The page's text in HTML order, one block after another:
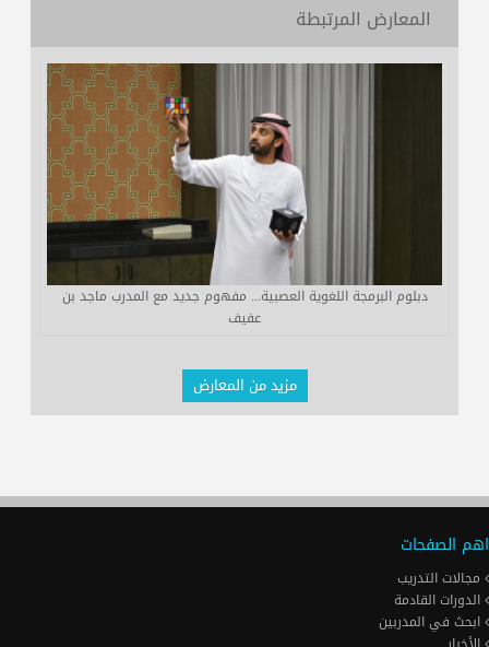
المعارض المرتبطة
دبلوم البرمجة اللغوية العصبية... مفهوم جديد مع المدرب ماجد بن
عفيف
مزيد من المعارض
اهم الصفحات
مجالات التدريب
الدورات القادمة
ابحث في المدربين